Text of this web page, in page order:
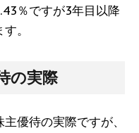
％ですが3年目以降
。
の実際
優待の実際ですが、